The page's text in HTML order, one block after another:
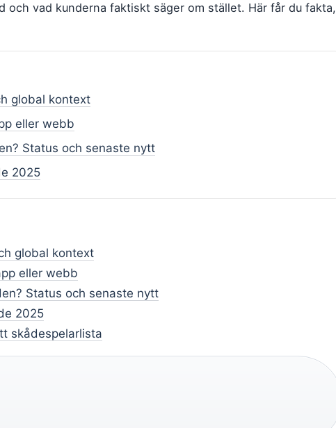
och vad kunderna faktiskt säger om stället. Här får du fakta,
global kontext
eller webb
Status och senaste nytt
2025
global kontext
eller webb
Status och senaste nytt
2025
skådespelarlista